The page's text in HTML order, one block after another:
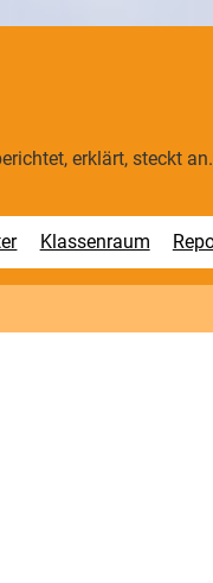
erklärt, steckt an.
Klassenraum